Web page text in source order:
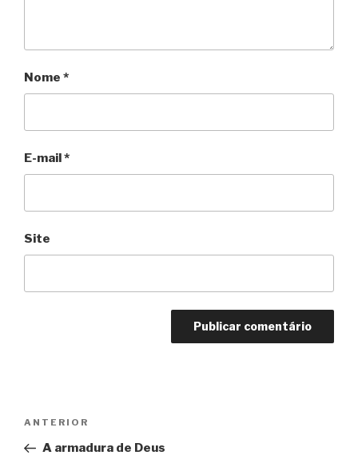
Nome *
E-mail*
Site
Post
Post
anterior
ANTERIOR
A armadura de Deus